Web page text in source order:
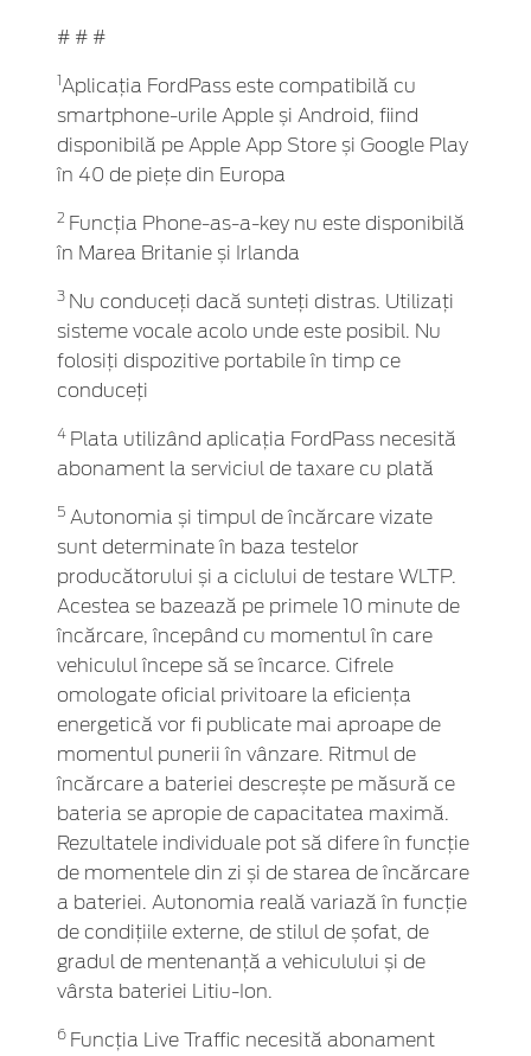
# # #
1Aplicația FordPass este compatibilă cu
smartphone-urile Apple și Android, fiind
disponibilă pe Apple App Store și Google Play
în 40 de piețe din Europa
2 Funcția Phone-as-a-key nu este disponibilă
în Marea Britanie și Irlanda
3 Nu conduceți dacă sunteți distras. Utilizați
sisteme vocale acolo unde este posibil. Nu
folosiți dispozitive portabile în timp ce
conduceți
4 Plata utilizând aplicația FordPass necesită
abonament la serviciul de taxare cu plată
5 Autonomia și timpul de încărcare vizate
sunt determinate în baza testelor
producătorului și a ciclului de testare WLTP.
Acestea se bazează pe primele 10 minute de
încărcare, începând cu momentul în care
vehiculul începe să se încarce. Cifrele
omologate oficial privitoare la eficiența
energetică vor fi publicate mai aproape de
momentul punerii în vânzare. Ritmul de
încărcare a bateriei descrește pe măsură ce
bateria se apropie de capacitatea maximă.
Rezultatele individuale pot să difere în funcție
de momentele din zi și de starea de încărcare
a bateriei. Autonomia reală variază în funcție
de condițiile externe, de stilul de șofat, de
gradul de mentenanță a vehiculului și de
vârsta bateriei Litiu-Ion.
6 Funcția Live Traffic necesită abonament